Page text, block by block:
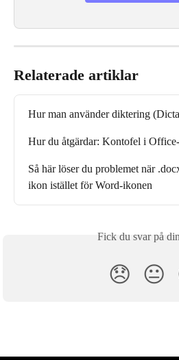
Relaterade artiklar
Hur man använder diktering
Hur du åtgärdar: Konto­fel i
Så här löser du problemet när
ikon istället för Word-ikonen
Fick du svar på
😞 😐